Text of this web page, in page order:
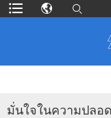
มั่นใจในความปลอ